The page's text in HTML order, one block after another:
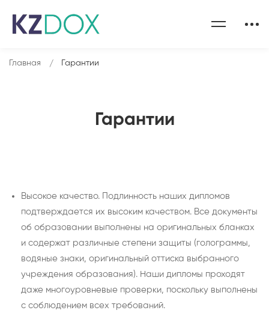
Гарантии
Главная Гарантии
Высокое качество. Подлинность наших дипломов
подтверждается их высоким качеством. Все документы
об образовании выполнены на оригинальных бланках
и содержат различные степени защиты (голограммы,
водяные знаки, оригинальный оттиска выбранного
учреждения образования). Наши дипломы проходят
даже многоуровневые проверки, поскольку выполнены
с соблюдением всех требований.